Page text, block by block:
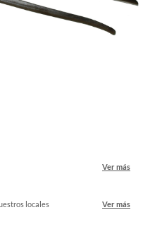
Ver más
locales Ver más